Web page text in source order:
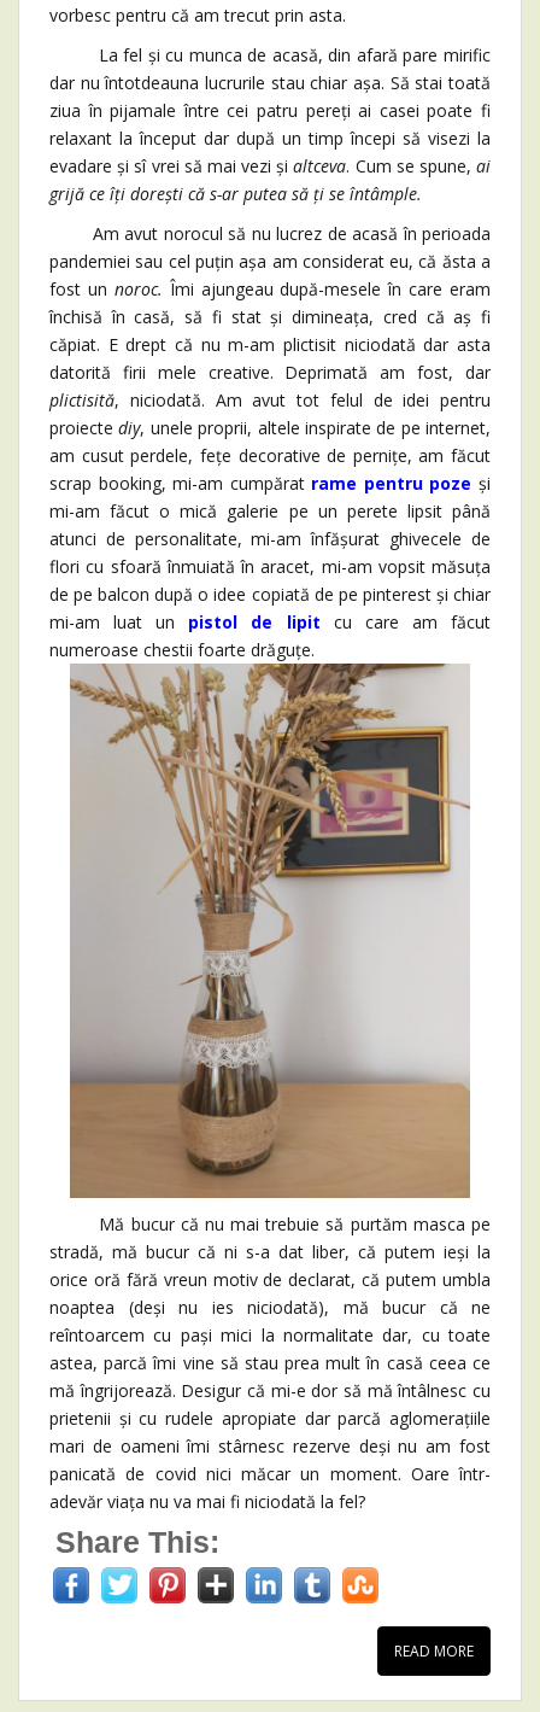
vorbesc pentru că am trecut prin asta.
La fel și cu munca de acasă, din afară pare mirific
dar nu întotdeauna lucrurile stau chiar așa. Să stai toată
ziua în pijamale între cei patru pereți ai casei poate fi
relaxant la început dar după un timp începi să visezi la
evadare și sî vrei să mai vezi șialtceva. Cum se spune,ai
grijă ce îți dorești că s-ar putea să ți se întâmple.
Am avut norocul să nu lucrez de acasă în perioada
pandemiei sau cel puțin așa am considerat eu, că ăsta a
fost un noroc. Îmi ajungeau după-mesele în care eram
închisă în casă, să fi stat și dimineața, cred că aș fi
căpiat. E drept că nu m-am plictisit niciodată dar asta
datorită firii mele creative. Deprimată am fost, dar
plictisită, niciodată. Am avut tot felul de idei pentru
proiecte diy, unele proprii, altele inspirate de pe internet,
am cusut perdele, fețe decorative de pernițe, am făcut
scrap booking, mi-am cumpărat rame pentru poze și
mi-am făcut o mică galerie pe un perete lipsit până
atunci de personalitate, mi-am înfășurat ghivecele de
flori cu sfoară înmuiată în aracet, mi-am vopsit măsuța
de pe balcon după o idee copiată de pe pinterest și chiar
mi-am luat un pistol de lipit
cu care am făcut
numeroase chestii foarte drăguțe.
Mă bucur că nu mai trebuie să purtăm masca pe
stradă, mă bucur că ni s-a dat liber, că putem ieși la
orice oră fără vreun motiv de declarat, că putem umbla
noaptea (deși nu ies niciodată), mă bucur că ne
reîntoarcem cu pași mici la normalitate dar, cu toate
astea, parcă îmi vine să stau prea mult în casă ceea ce
mă îngrijorează. Desigur că mi-e dor să mă întâlnesc cu
prietenii și cu rudele apropiate dar parcă aglomerațiile
mari de oameni îmi stârnesc rezerve deși nu am fost
panicată de covid nici măcar un moment. Oare într-
adevăr viața nu va mai fi niciodată la fel?
Share This:
READ MORE